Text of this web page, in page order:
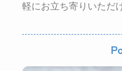
軽にお立ち寄りいただ